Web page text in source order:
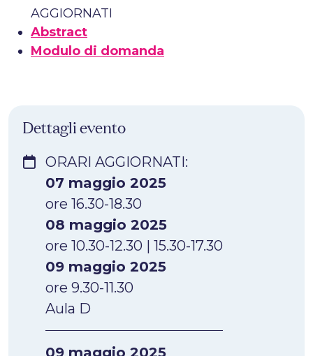
AGGIORNATI
Abstract
Modulo di domanda
Dettagli evento
ORARI AGGIORNATI:
07 maggio 2025
ore 16.30-18.30
08 maggio 2025
ore 10.30-12.30 | 15.30-17.30
09 maggio 2025
ore 9.30-11.30
Aula D